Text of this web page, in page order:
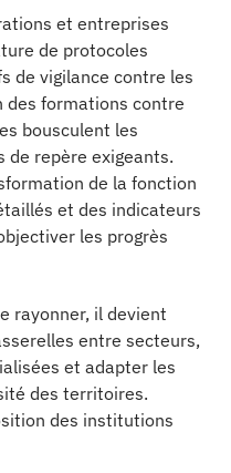
et entreprises
de protocoles
de vigilance contre les
des formations contre
bousculent les
de repère exigeants.
de la fonction
et des indicateurs
les progrès
rayonner, il devient
entre secteurs,
et adapter les
des territoires.
des institutions